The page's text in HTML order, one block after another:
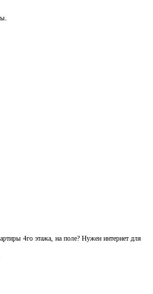
4го этажа, на поле? Нужен интернет для